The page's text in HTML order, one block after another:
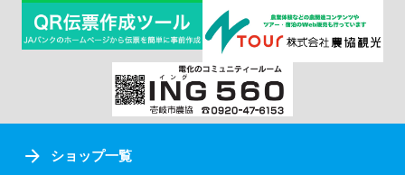
ショップ一覧